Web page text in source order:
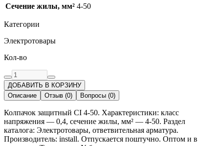
Сечение жилы, мм² 4-50
Категории
Электротовары
Кол-во
ДОБАВИТЬ В КОРЗИНУ
Описание
Отзыв (0) Вопросы (0)
Колпачок защитный CI 4-50. Характеристики: класс
напряжения — 0,4, сечение жилы, мм² — 4-50. Раздел
каталога: Электротовары, ответвительная арматура.
Производитель: install. Отпускается поштучно. Оптом и в